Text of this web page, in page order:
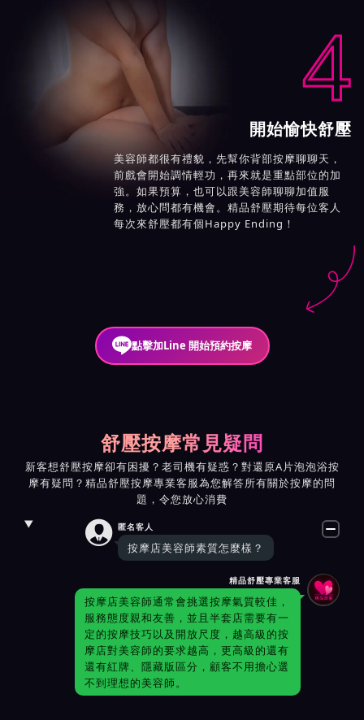
4
開始愉快舒壓
美容師都很有禮貌，先幫你背部按摩聊聊天，
前戲會開始調情輕功，再來就是重點部位的加
強。如果預算，也可以跟美容師聊聊加值服
務，放心問都有機會。精品舒壓期待每位客人
每次來舒壓都有個Happy Ending！
點擊加Line 開始預約按摩
舒壓按摩常見疑問
新客想舒壓按摩卻有困擾？老司機有疑惑？對還原A片泡泡浴按
摩有疑問？精品舒壓按摩專業客服為您解答所有關於按摩的問
題，令您放心消費
 匿名客人
按摩店美容師素質怎麼樣？
精品舒壓專業客服
按摩店美容師通常會挑選按摩氣質較佳，
服務態度親和友善，並且半套店需要有一
定的按摩技巧以及開放尺度，越高級的按
摩店對美容師的要求越高，更高級的還有
還有紅牌、隱藏版區分，顧客不用擔心選
不到理想的美容師。